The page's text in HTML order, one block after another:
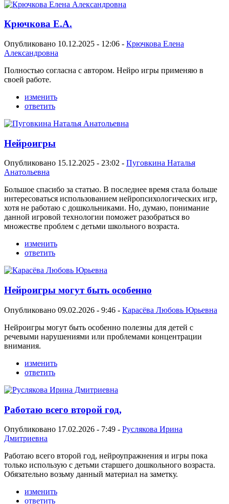
Крючкова Е.А.
Опубликовано 10.12.2025 - 12:06 - Крючкова Елена
Александровна
Полностью согласна с автором. Нейро игры применяю в
своей работе.
изменить
ответить
Нейроигры
Опубликовано 15.12.2025 - 23:02 - Пуговкина Наталья
Анатольевна
Большое спасибо за статью. В последнее время стала больше
интересоваться использованием нейропсихологических игр,
хотя не работаю с дошкольниками. Но, думаю, понимание
данной игровой технологии поможет разобраться во
множестве проблем с детьми школьного возраста.
изменить
ответить
Нейроигры могут быть особенно
Опубликовано 09.02.2026 - 9:46 - Карасёва Любовь Юрьевна
Нейроигры могут быть особенно полезны для детей с
речевыми нарушениями или проблемами концентрации
внимания.
изменить
ответить
Работаю всего второй год,
Опубликовано 17.02.2026 - 7:49 - Руслякова Ирина
Дмитриевна
Работаю всего второй год, нейроупражнения и игры пока
только использую с детьми старшего дошкольного возраста.
Обязательно возьму данный материал на заметку.
изменить
ответить